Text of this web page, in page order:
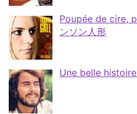
Poupée de cire,
ンソン人形
Une belle